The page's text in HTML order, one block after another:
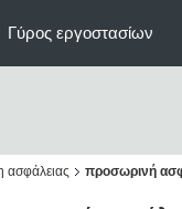
Γύρος εργοστασίων
ασφάλειας προσωρινή